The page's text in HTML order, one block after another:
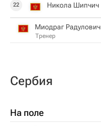
22 Никола Шипчич
Миодраг Радулович
Тренер
Сербия
На поле